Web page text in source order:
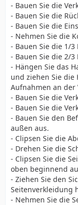
- Bauen Sie die
- Bauen Sie die
- Bauen Sie die
- Nehmen Sie die
- Bauen Sie die 1/3
- Bauen Sie die 2/3
- Hängen Sie das
und ziehen Sie
Aufnahmen an
- Bauen Sie die
- Bauen Sie die
- Bauen Sie den
außen aus.
- Clipsen Sie die
- Drehen Sie die
- Clipsen Sie die
oben beginnend
- Ziehen Sie den
Seitenverkleidung
- Nehmen Sie die